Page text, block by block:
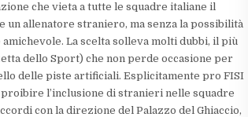
che vieta a tutte le squadre italiane il
allenatore straniero, ma senza la possibilità
La scelta solleva molti dubbi, il più
dello Sport) che non perde occasione per
delle piste artificiali. Esplicitamente pro FISI
l’inclusione di stranieri nelle squadre
con la direzione del Palazzo del Ghiaccio,